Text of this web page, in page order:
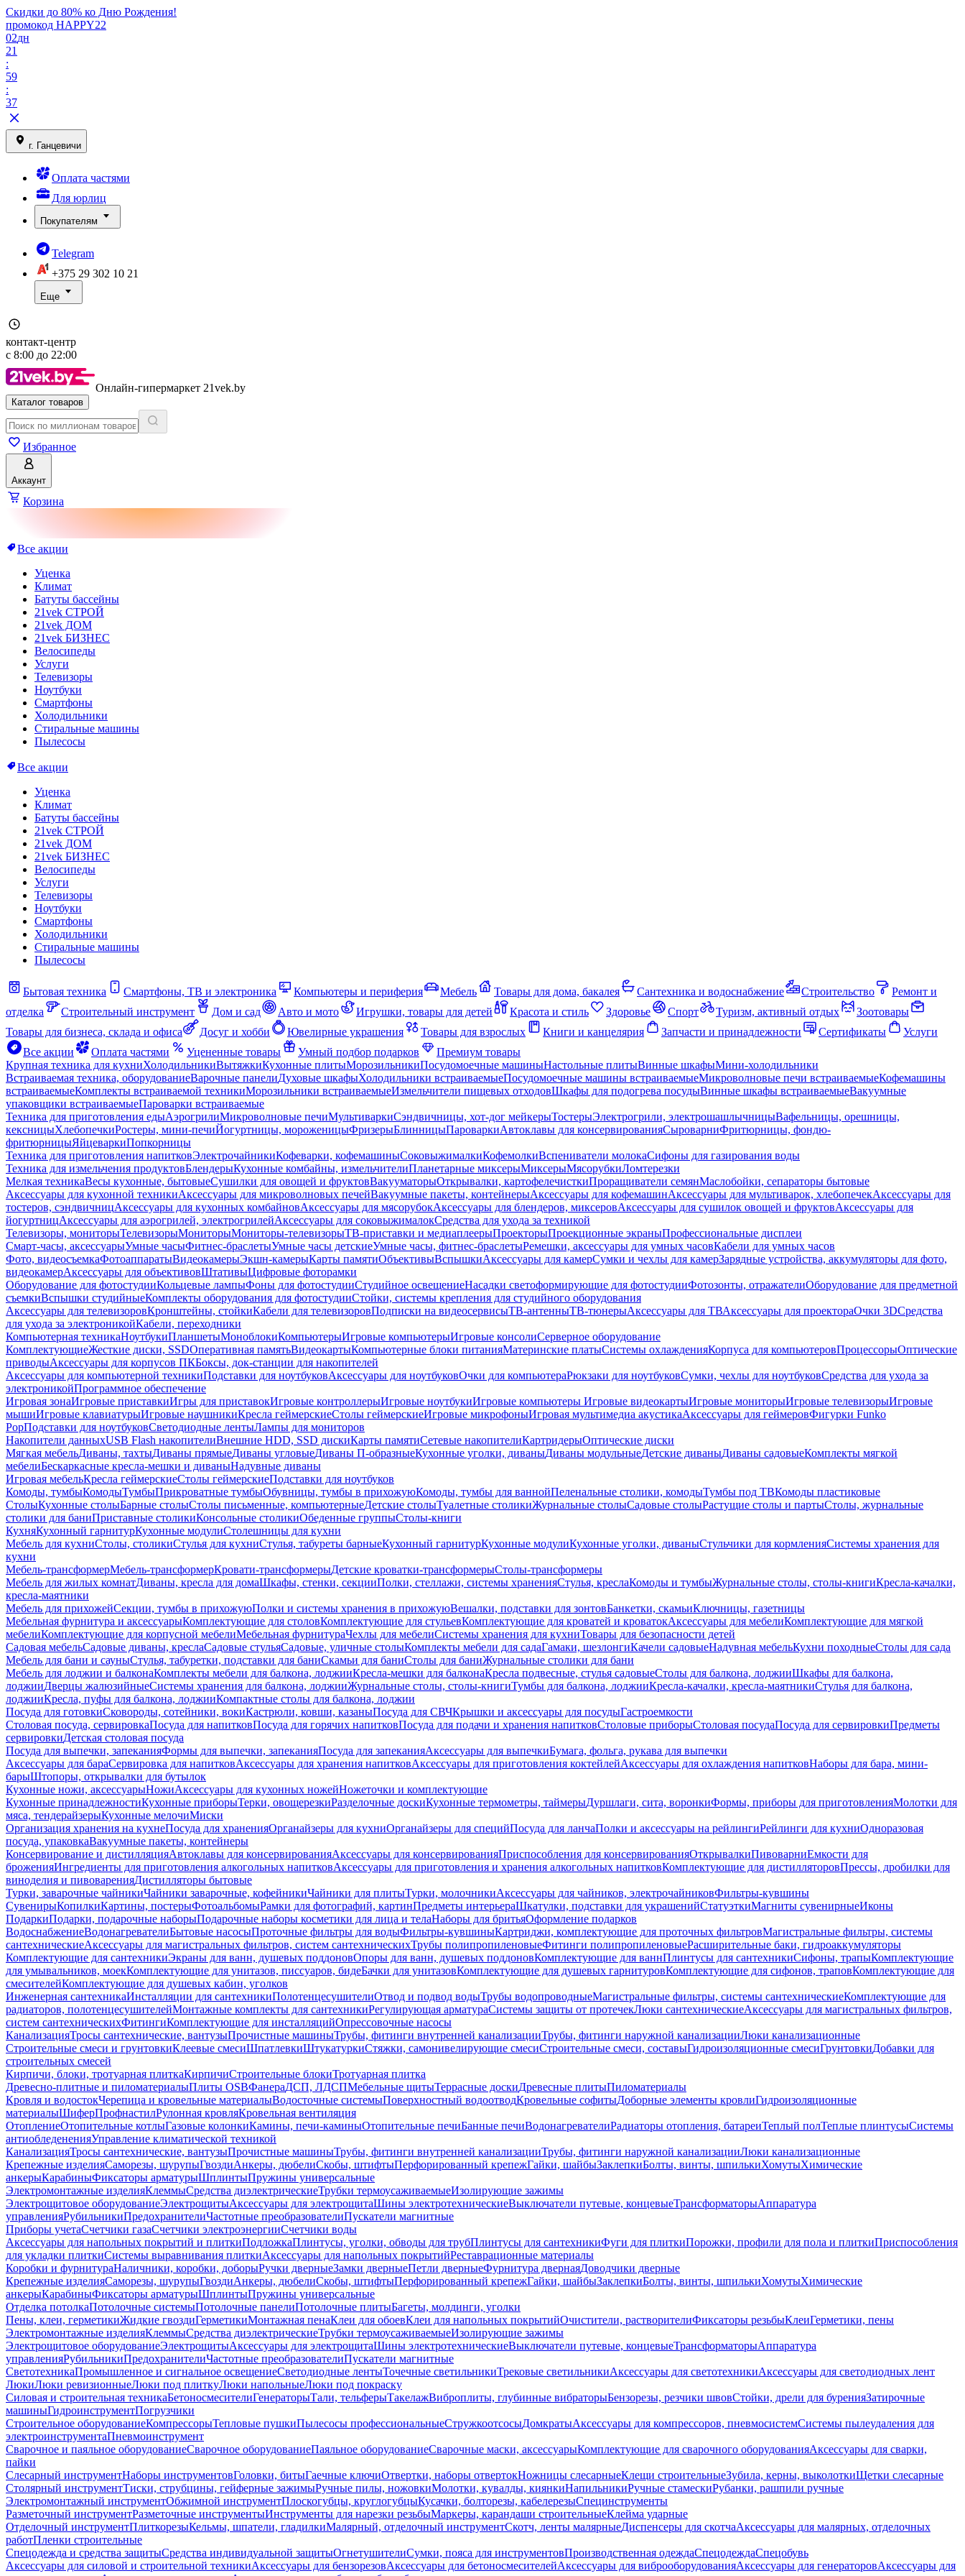
Скидки до 80% ко Дню Рождения!
промокод HAPPY22
02дн
21
:
59
:
37
г. Ганцевичи
Оплата частями
Для юрлиц
Покупателям
Telegram
+375 29 302 10 21
Еще
контакт-центр
с 8:00 до 22:00
Онлайн-гипермаркет 21vek.by
Каталог товаров
Избранное
Аккаунт
Корзина
Все акции
Уценка
Климат
Батуты бассейны
21vek СТРОЙ
21vek ДОМ
21vek БИЗНЕС
Велосипеды
Услуги
Телевизоры
Ноутбуки
Смартфоны
Холодильники
Стиральные машины
Пылесосы
Все акции
Уценка
Климат
Батуты бассейны
21vek СТРОЙ
21vek ДОМ
21vek БИЗНЕС
Велосипеды
Услуги
Телевизоры
Ноутбуки
Смартфоны
Холодильники
Стиральные машины
Пылесосы
Бытовая техника Смартфоны, ТВ и электроника Компьютеры и периферия Мебель Товары для дома, бакалея Сантехника и водоснабжение Строительство
Ремонт и
отделка
Строительный инструмент Дом и сад Авто и мото Игрушки, товары для детей Красота и стиль Здоровье Спорт Туризм, активный отдых
Зоотовары
Товары для бизнеса, склада и офиса
Досуг и хобби Ювелирные украшения Товары для взрослых Книги и канцелярия Запчасти и принадлежности Сертификаты
Услуги
Все акции
Оплата частями Уцененные товары Умный подбор подарков
Премиум товары
Крупная техника для кухниХолодильникиВытяжкиКухонные плитыМорозильникиПосудомоечные машиныНастольные плитыВинные шкафыМини-холодильники
Встраиваемая техника, оборудованиеВарочные панелиДуховые шкафыХолодильники встраиваемыеПосудомоечные машины встраиваемыеМикроволновые печи встраиваемыеКофемашины
встраиваемыеКомплекты встраиваемой техникиМорозильники встраиваемыеИзмельчители пищевых отходовШкафы для подогрева посудыВинные шкафы встраиваемыеВакуумные
упаковщики встраиваемыеПароварки встраиваемые
Техника для приготовления едыАэрогрилиМикроволновые печиМультиваркиСэндвичницы, хот-дог мейкерыТостерыЭлектрогрили, электрошашлычницыВафельницы, орешницы,
кексницыХлебопечкиРостеры, мини-печиЙогуртницы, мороженицыФризерыБлинницыПароваркиАвтоклавы для консервированияСыроварниФритюрницы, фондю-
фритюрницыЯйцеваркиПопкорницы
Техника для приготовления напитковЭлектрочайникиКофеварки, кофемашиныСоковыжималкиКофемолкиВспениватели молокаСифоны для газирования воды
Техника для измельчения продуктовБлендерыКухонные комбайны, измельчителиПланетарные миксерыМиксерыМясорубкиЛомтерезки
Мелкая техникаВесы кухонные, бытовыеСушилки для овощей и фруктовВакууматорыОткрывалки, картофелечисткиПроращиватели семянМаслобойки, сепараторы бытовые
Аксессуары для кухонной техникиАксессуары для микроволновых печейВакуумные пакеты, контейнерыАксессуары для кофемашинАксессуары для мультиварок, хлебопечекАксессуары для
тостеров, сэндвичницАксессуары для кухонных комбайновАксессуары для мясорубокАксессуары для блендеров, миксеровАксессуары для сушилок овощей и фруктовАксессуары для
йогуртницАксессуары для аэрогрилей, электрогрилейАксессуары для соковыжималокСредства для ухода за техникой
Телевизоры, мониторыТелевизорыМониторыМониторы-телевизорыТВ-приставки и медиаплеерыПроекторыПроекционные экраныПрофессиональные дисплеи
Смарт-часы, аксессуарыУмные часыФитнес-браслетыУмные часы детскиеУмные часы, фитнес-браслетыРемешки, аксессуары для умных часовКабели для умных часов
Фото, видеосъемкаФотоаппаратыВидеокамерыЭкшн-камерыКарты памятиОбъективыВспышкиАксессуары для камерСумки и чехлы для камерЗарядные устройства, аккумуляторы для фото,
видеокамерАксессуары для объективовШтативыЦифровые фоторамки
Оборудование для фотостудииКольцевые лампыФоны для фотостудииСтудийное освещениеНасадки светоформирующие для фотостудииФотозонты, отражателиОборудование для предметной
съемкиВспышки студийныеКомплекты оборудования для фотостудииСтойки, системы крепления для студийного оборудования
Аксессуары для телевизоровКронштейны, стойкиКабели для телевизоровПодписки на видеосервисыТВ-антенныТВ-тюнерыАксессуары для ТВАксессуары для проектораОчки 3DСредства
для ухода за электроникойКабели, переходники
Компьютерная техникаНоутбукиПланшетыМоноблокиКомпьютерыИгровые компьютерыИгровые консолиСерверное оборудование
КомплектующиеЖесткие диски, SSDОперативная памятьВидеокартыКомпьютерные блоки питанияМатеринские платыСистемы охлажденияКорпуса для компьютеровПроцессорыОптические
приводыАксессуары для корпусов ПКБоксы, док-станции для накопителей
Аксессуары для компьютерной техникиПодставки для ноутбуковАксессуары для ноутбуковОчки для компьютераРюкзаки для ноутбуковСумки, чехлы для ноутбуковСредства для ухода за
электроникойПрограммное обеспечение
Игровая зонаИгровые приставкиИгры для приставокИгровые контроллерыИгровые ноутбукиИгровые компьютеры Игровые видеокартыИгровые мониторыИгровые телевизорыИгровые
мышиИгровые клавиатурыИгровые наушникиКресла геймерскиеСтолы геймерскиеИгровые микрофоныИгровая мультимедиа акустикаАксессуары для геймеровФигурки Funko
PopПодставки для ноутбуковСветодиодные лентыЛампы для мониторов
Накопители данныхUSB Flash накопителиВнешние HDD, SSD дискиКарты памятиСетевые накопителиКартридерыОптические диски
Мягкая мебельДиваны, тахтыДиваны прямыеДиваны угловыеДиваны П-образныеКухонные уголки, диваныДиваны модульныеДетские диваныДиваны садовыеКомплекты мягкой
мебелиБескаркасные кресла-мешки и диваныНадувные диваны
Игровая мебельКресла геймерскиеСтолы геймерскиеПодставки для ноутбуков
Комоды, тумбыКомодыТумбыПрикроватные тумбыОбувницы, тумбы в прихожуюКомоды, тумбы для ваннойПеленальные столики, комодыТумбы под ТВКомоды пластиковые
СтолыКухонные столыБарные столыСтолы письменные, компьютерныеДетские столыТуалетные столикиЖурнальные столыСадовые столыРастущие столы и партыСтолы, журнальные
столики для баниПриставные столикиКонсольные столикиОбеденные группыСтолы-книги
КухняКухонный гарнитурКухонные модулиСтолешницы для кухни
Мебель для кухниСтолы, столикиСтулья для кухниСтулья, табуреты барныеКухонный гарнитурКухонные модулиКухонные уголки, диваныСтульчики для кормленияСистемы хранения для
кухни
Мебель-трансформерМебель-трансформерКровати-трансформерыДетские кроватки-трансформерыСтолы-трансформеры
Мебель для жилых комнатДиваны, кресла для домаШкафы, стенки, секцииПолки, стеллажи, системы храненияСтулья, креслаКомоды и тумбыЖурнальные столы, столы-книгиКресла-качалки,
кресла-маятники
Мебель для прихожейСекции, тумбы в прихожуюПолки и системы хранения в прихожуюВешалки, подставки для зонтовБанкетки, скамьиКлючницы, газетницы
Мебельная фурнитура и аксессуарыКомплектующие для столовКомплектующие для стульевКомплектующие для кроватей и кроватокАксессуары для мебелиКомплектующие для мягкой
мебелиКомплектующие для корпусной мебелиМебельная фурнитураЧехлы для мебелиСистемы хранения для кухниТовары для безопасности детей
Садовая мебельСадовые диваны, креслаСадовые стульяСадовые, уличные столыКомплекты мебели для садаГамаки, шезлонгиКачели садовыеНадувная мебельКухни походныеСтолы для сада
Мебель для бани и сауныСтулья, табуретки, подставки для баниСкамьи для баниСтолы для баниЖурнальные столики для бани
Мебель для лоджии и балконаКомплекты мебели для балкона, лоджииКресла-мешки для балконаКресла подвесные, стулья садовыеСтолы для балкона, лоджииШкафы для балкона,
лоджииДверцы жалюзийныеСистемы хранения для балкона, лоджииЖурнальные столы, столы-книгиТумбы для балкона, лоджииКресла-качалки, кресла-маятникиСтулья для балкона,
лоджииКресла, пуфы для балкона, лоджииКомпактные столы для балкона, лоджии
Посуда для готовкиСковороды, сотейники, вокиКастрюли, ковши, казаныПосуда для СВЧКрышки и аксессуары для посудыГастроемкости
Столовая посуда, сервировкаПосуда для напитковПосуда для горячих напитковПосуда для подачи и хранения напитковСтоловые приборыСтоловая посудаПосуда для сервировкиПредметы
сервировкиДетская столовая посуда
Посуда для выпечки, запеканияФормы для выпечки, запеканияПосуда для запеканияАксессуары для выпечкиБумага, фольга, рукава для выпечки
Аксессуары для бараСервировка для напитковАксессуары для хранения напитковАксессуары для приготовления коктейлейАксессуары для охлаждения напитковНаборы для бара, мини-
барыШтопоры, открывалки для бутылок
Кухонные ножи, аксессуарыНожиАксессуары для кухонных ножейНожеточки и комплектующие
Кухонные принадлежностиКухонные приборыТерки, овощерезкиРазделочные доскиКухонные термометры, таймерыДуршлаги, сита, воронкиФормы, приборы для приготовленияМолотки для
мяса, тендерайзерыКухонные мелочиМиски
Организация хранения на кухнеПосуда для храненияОрганайзеры для кухниОрганайзеры для специйПосуда для ланчаПолки и аксессуары на рейлингиРейлинги для кухниОдноразовая
посуда, упаковкаВакуумные пакеты, контейнеры
Консервирование и дистилляцияАвтоклавы для консервированияАксессуары для консервированияПриспособления для консервированияОткрывалкиПивоварниЕмкости для
броженияИнгредиенты для приготовления алкогольных напитковАксессуары для приготовления и хранения алкогольных напитковКомплектующие для дистилляторовПрессы, дробилки для
виноделия и пивоваренияДистилляторы бытовые
Турки, заварочные чайникиЧайники заварочные, кофейникиЧайники для плитыТурки, молочникиАксессуары для чайников, электрочайниковФильтры-кувшины
СувенирыКопилкиКартины, постерыФотоальбомыРамки для фотографий, картинПредметы интерьераШкатулки, подставки для украшенийСтатуэткиМагниты сувенирныеИконы
ПодаркиПодарки, подарочные наборыПодарочные наборы косметики для лица и телаНаборы для бритьяОформление подарков
ВодоснабжениеВодонагревателиБытовые насосыПроточные фильтры для водыФильтры-кувшиныКартриджи, комплектующие для проточных фильтровМагистральные фильтры, системы
сантехническиеАксессуары для магистральных фильтров, систем сантехническихТрубы полипропиленовыеФитинги полипропиленовыеРасширительные баки, гидроаккумуляторы
Комплектующие для сантехникиЭкраны для ванн, душевых поддоновОпоры для ванн, душевых поддоновКомплектующие для ваннПлинтусы для сантехникиСифоны, трапыКомплектующие
для умывальников, моекКомплектующие для унитазов, писсуаров, бидеБачки для унитазовКомплектующие для душевых гарнитуровКомплектующие для сифонов, траповКомплектующие для
смесителейКомплектующие для душевых кабин, уголков
Инженерная сантехникаИнсталляции для сантехникиПолотенцесушителиОтвод и подвод водыТрубы водопроводныеМагистральные фильтры, системы сантехническиеКомплектующие для
радиаторов, полотенцесушителейМонтажные комплекты для сантехникиРегулирующая арматураСистемы защиты от протечекЛюки сантехническиеАксессуары для магистральных фильтров,
систем сантехническихФитингиКомплектующие для инсталляцийОпрессовочные насосы
КанализацияТросы сантехнические, вантузыПрочистные машиныТрубы, фитинги внутренней канализацииТрубы, фитинги наружной канализацииЛюки канализационные
Строительные смеси и грунтовкиКлеевые смесиШпатлевкиШтукатуркиСтяжки, самонивелирующие смесиСтроительные смеси, составыГидроизоляционные смесиГрунтовкиДобавки для
строительных смесей
Кирпичи, блоки, тротуарная плиткаКирпичиСтроительные блокиТротуарная плитка
Древесно-плитные и пиломатериалыПлиты OSBФанераДСП, ЛДСПМебельные щитыТеррасные доскиДревесные плитыПиломатериалы
Кровля и водостокЧерепица и кровельные материалыВодосточные системыПоверхностный водоотводКровельные софитыДоборные элементы кровлиГидроизоляционные
материалыШиферПрофнастилРулонная кровляКровельная вентиляция
ОтоплениеОтопительные котлыГазовые колонкиКамины, печи-каминыОтопительные печиБанные печиВодонагревателиРадиаторы отопления, батареиТеплый полТеплые плинтусыСистемы
антиобледененияУправление климатической техникой
КанализацияТросы сантехнические, вантузыПрочистные машиныТрубы, фитинги внутренней канализацииТрубы, фитинги наружной канализацииЛюки канализационные
Крепежные изделияСаморезы, шурупыГвоздиАнкеры, дюбелиСкобы, штифтыПерфорированный крепежГайки, шайбыЗаклепкиБолты, винты, шпилькиХомутыХимические
анкерыКарабиныФиксаторы арматурыШплинтыПружины универсальные
Электромонтажные изделияКлеммыСредства диэлектрическиеТрубки термоусаживаемыеИзолирующие зажимы
Электрощитовое оборудованиеЭлектрощитыАксессуары для электрощитаШины электротехническиеВыключатели путевые, концевыеТрансформаторыАппаратура
управленияРубильникиПредохранителиЧастотные преобразователиПускатели магнитные
Приборы учетаСчетчики газаСчетчики электроэнергииСчетчики воды
Аксессуары для напольных покрытий и плиткиПодложкаПлинтусы, уголки, обводы для трубПлинтусы для сантехникиФуги для плиткиПорожки, профили для пола и плиткиПриспособления
для укладки плиткиСистемы выравнивания плиткиАксессуары для напольных покрытийРеставрационные материалы
Коробки и фурнитураНаличники, коробки, доборыРучки дверныеЗамки дверныеПетли дверныеФурнитура двернаяДоводчики дверные
Крепежные изделияСаморезы, шурупыГвоздиАнкеры, дюбелиСкобы, штифтыПерфорированный крепежГайки, шайбыЗаклепкиБолты, винты, шпилькиХомутыХимические
анкерыКарабиныФиксаторы арматурыШплинтыПружины универсальные
Отделка потолкаПотолочные системыПотолочные панелиПотолочные плитыБагеты, молдинги, уголки
Пены, клеи, герметикиЖидкие гвоздиГерметикиМонтажная пенаКлеи для обоевКлеи для напольных покрытийОчистители, растворителиФиксаторы резьбыКлеиГерметики, пены
Электромонтажные изделияКлеммыСредства диэлектрическиеТрубки термоусаживаемыеИзолирующие зажимы
Электрощитовое оборудованиеЭлектрощитыАксессуары для электрощитаШины электротехническиеВыключатели путевые, концевыеТрансформаторыАппаратура
управленияРубильникиПредохранителиЧастотные преобразователиПускатели магнитные
СветотехникаПромышленное и сигнальное освещениеСветодиодные лентыТочечные светильникиТрековые светильникиАксессуары для светотехникиАксессуары для светодиодных лент
ЛюкиЛюки ревизионныеЛюки под плиткуЛюки напольныеЛюки под покраску
Силовая и строительная техникаБетоносмесителиГенераторыТали, тельферыТакелажВиброплиты, глубинные вибраторыБензорезы, резчики швовСтойки, дрели для буренияЗатирочные
машиныГидроинструментПогрузчики
Строительное оборудованиеКомпрессорыТепловые пушкиПылесосы профессиональныеСтружкоотсосыДомкратыАксессуары для компрессоров, пневмосистемСистемы пылеудаления для
электроинструментаПневмоинструмент
Сварочное и паяльное оборудованиеСварочное оборудованиеПаяльное оборудованиеСварочные маски, аксессуарыКомплектующие для сварочного оборудованияАксессуары для сварки,
пайки
Слесарный инструментНаборы инструментовГоловки, битыГаечные ключиОтвертки, наборы отвертокНожницы слесарныеКлещи строительныеЗубила, керны, выколоткиЩетки слесарные
Столярный инструментТиски, струбцины, гейферные зажимыРучные пилы, ножовкиМолотки, кувалды, киянкиНапильникиРучные стамескиРубанки, рашпили ручные
Электромонтажный инструментОбжимной инструментПлоскогубцы, круглогубцыКусачки, болторезы, кабелерезыСпецинструменты
Разметочный инструментРазметочные инструментыИнструменты для нарезки резьбыМаркеры, карандаши строительныеКлейма ударные
Отделочный инструментПлиткорезыКельмы, шпатели, гладилкиМалярный, отделочный инструментСкотч, ленты малярныеДиспенсеры для скотчаАксессуары для малярных, отделочных
работПленки строительные
Спецодежда и средства защитыСредства индивидуальной защитыОгнетушителиСумки, пояса для инструментовПроизводственная одеждаСпецодеждаСпецобувь
Аксессуары для силовой и строительной техникиАксессуары для бензорезовАксессуары для бетоносмесителейАксессуары для виброоборудованияАксессуары для генераторовАксессуары для